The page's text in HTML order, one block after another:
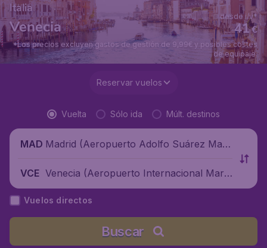
Italia
Venecia €
41
desde i/v*
*Los precios excluyen gastos de gestión de 9,99€ y posibles costes
de equipaje.
Reservar vuelos
Vuelta Sólo ida Múlt. destinos
MAD Madrid (Aeropuerto Adolfo Suárez Madr
VCE Venecia (Aeropuerto Internacional Marc
o Polo), Italia
Vuelos directos
Buscar